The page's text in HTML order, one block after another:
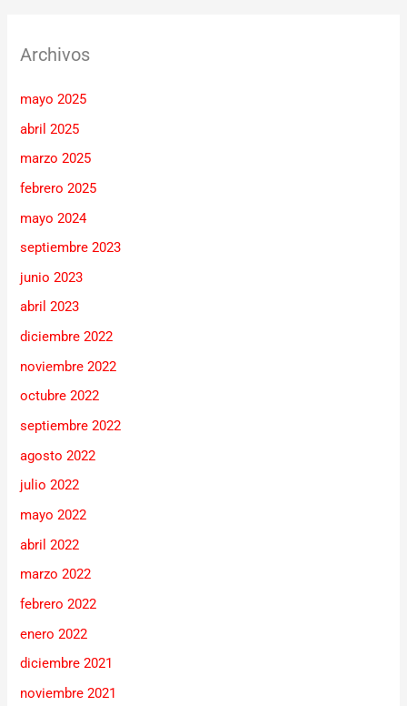
Archivos
mayo 2025
abril 2025
marzo 2025
febrero 2025
mayo 2024
septiembre 2023
junio 2023
abril 2023
diciembre 2022
noviembre 2022
octubre 2022
septiembre 2022
agosto 2022
julio 2022
mayo 2022
abril 2022
marzo 2022
febrero 2022
enero 2022
diciembre 2021
noviembre 2021